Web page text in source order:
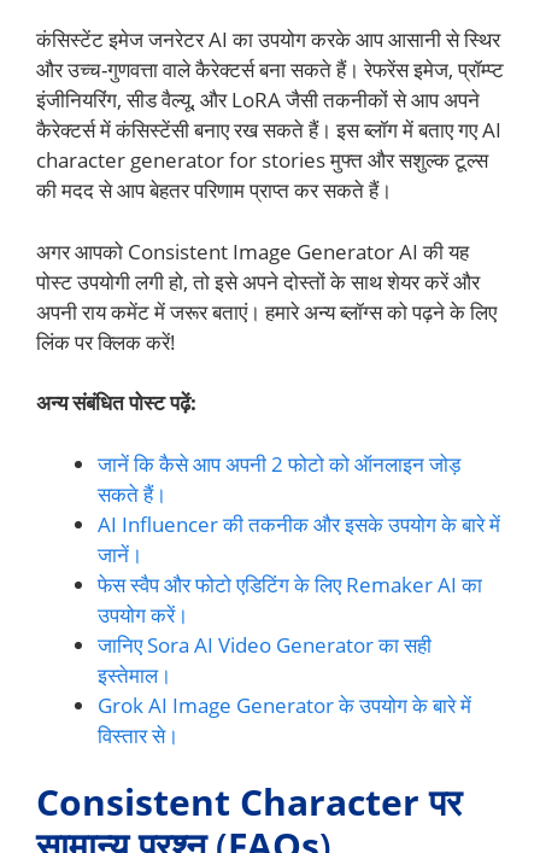
कंसिस्टेंट इमेज जनरेटर AI का उपयोग करके आप आसानी से स्थिर
और उच्च-गुणवत्ता वाले कैरेक्टर्स बना सकते हैं। रेफरेंस इमेज, प्रॉम्प्ट
इंजीनियरिंग, सीड वैल्यू, और LoRA जैसी तकनीकों से आप अपने
कैरेक्टर्स में कंसिस्टेंसी बनाए रख सकते हैं। इस ब्लॉग में बताए गए AI
character generator for stories मुफ्त और सशुल्क टूल्स
की मदद से आप बेहतर परिणाम प्राप्त कर सकते हैं।
अगर आपको Consistent Image Generator AI की यह
पोस्ट उपयोगी लगी हो, तो इसे अपने दोस्तों के साथ शेयर करें और
अपनी राय कमेंट में जरूर बताएं। हमारे अन्य ब्लॉग्स को पढ़ने के लिए
लिंक पर क्लिक करें!
अन्य संबंधित पोस्ट पढ़ें:
जानें कि कैसे आप अपनी 2 फोटो को ऑनलाइन जोड़
सकते हैं।
AI Influencer की तकनीक और इसके उपयोग के बारे में
जानें।
फेस स्वैप और फोटो एडिटिंग के लिए Remaker AI का
उपयोग करें।
जानिए Sora AI Video Generator का सही
इस्तेमाल।
Grok AI Image Generator के उपयोग के बारे में
विस्तार से।
Consistent Character पर